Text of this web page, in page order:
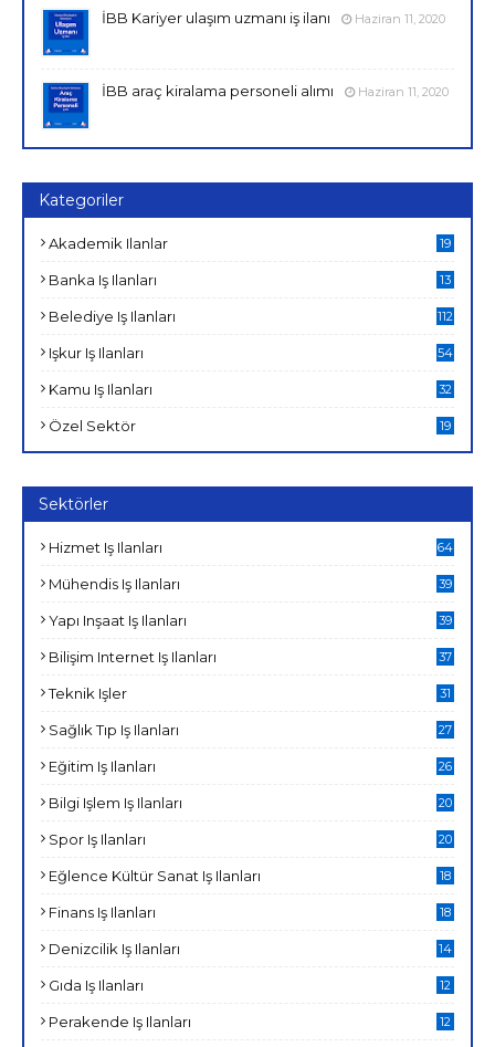
İBB Kariyer ulaşım uzmanı iş ilanı Haziran 11, 2020
İBB araç kiralama personeli alımı Haziran 11, 2020
Kategoriler
Akademik Ilanlar 19
Banka Iş Ilanları 13
Belediye Iş Ilanları 112
Işkur Iş Ilanları 54
Kamu Iş Ilanları 32
Özel Sektör 19
Sektörler
Hizmet Iş Ilanları 64
Mühendis Iş Ilanları 39
Yapı Inşaat Iş Ilanları 39
Bilişim Internet Iş Ilanları 37
Teknik Işler 31
Sağlık Tıp Iş Ilanları 27
Eğitim Iş Ilanları 26
Bilgi Işlem Iş Ilanları 20
Spor Iş Ilanları 20
Eğlence Kültür Sanat Iş Ilanları 18
Finans Iş Ilanları 18
Denizcilik Iş Ilanları 14
Gıda Iş Ilanları 12
Perakende Iş Ilanları 12